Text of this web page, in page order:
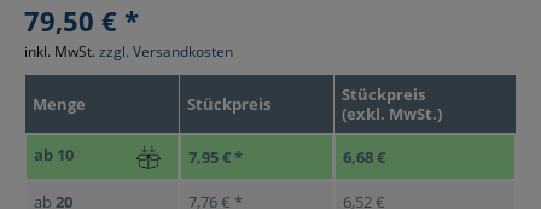
79,50 € *
Menge Stückpreis
Stückpreis
(exkl. MwSt.)
ab 10 7,95 € * 6,68 €
ab 20 7,76 € *
6,52 €
inkl. MwSt. zzgl. Versandkosten